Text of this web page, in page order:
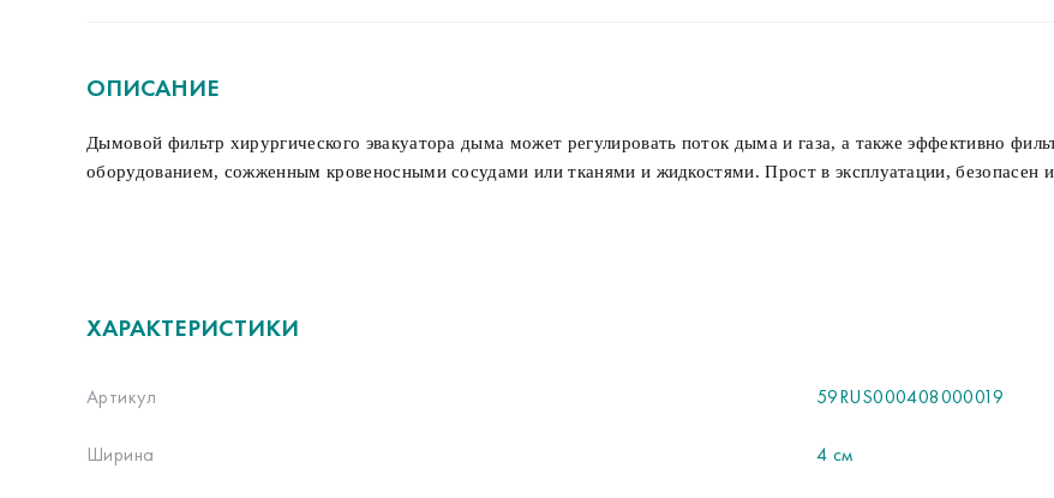
ОПИСАНИЕ
Дымовой фильтр хирургического эвакуатора дыма может регулировать поток дыма и газа, а также эффективно
оборудованием, сожженным кровеносными сосудами или тканями и жидкостями. Прост в эксплуатации, безопасен
ХАРАКТЕРИСТИКИ
Артикул 59RUS000408000019
Ширина 4 см